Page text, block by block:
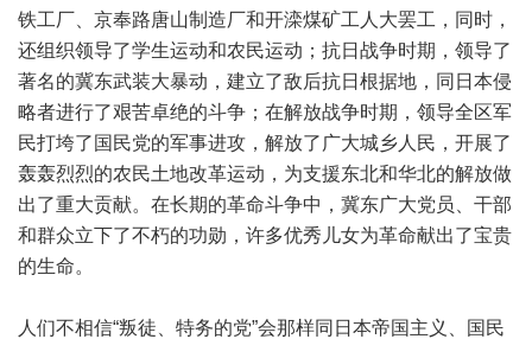
铁工厂、京奉路唐山制造厂和开滦煤矿工人大罢工，同时，
还组织领导了学生运动和农民运动；抗日战争时期，领导了
著名的冀东武装大暴动，建立了敌后抗日根据地，同日本侵
略者进行了艰苦卓绝的斗争；在解放战争时期，领导全区军
民打垮了国民党的军事进攻，解放了广大城乡人民，开展了
轰轰烈烈的农民土地改革运动，为支援东北和华北的解放做
出了重大贡献。在长期的革命斗争中，冀东广大党员、干部
和群众立下了不朽的功勋，许多优秀儿女为革命献出了宝贵
的生命。
人们不相信“叛徒、特务的党”会那样同日本帝国主义、国民